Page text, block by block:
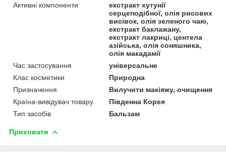
Активні компоненти
екстракт хутунії
серцеподібної, олія рисових
висівок, олія зеленого чаю,
екстракт баклажану,
екстракт лакриці, центела
азійська, олія соняшника,
олія макадамії
Час застосування
універсальне
Клас косметики
Природна
Призначення
Вилучити макіяжу, очищення
Країна-вивідувач товару
Південна Корея
Тип засобів
Бальзам
Приховати